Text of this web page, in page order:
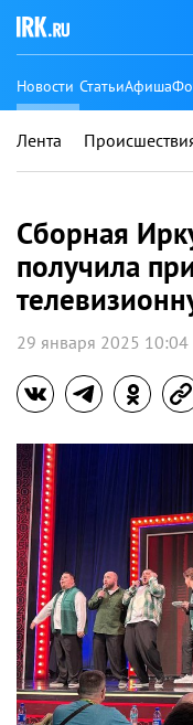
Новости СтатьиАфиша
Лента
Сборная
получила
29 января 2025 10:04